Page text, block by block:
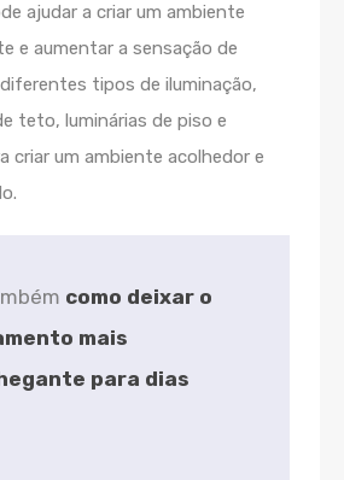
ajudar a criar um ambiente
e aumentar a sensação de
tipos de iluminação,
teto, luminárias de piso e
criar um ambiente acolhedor e
como deixar o
mais
para dias